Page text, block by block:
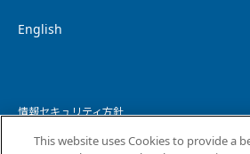
English
情報セキュリティ方針
個人情報保護方針
This website uses Cookies to provide a